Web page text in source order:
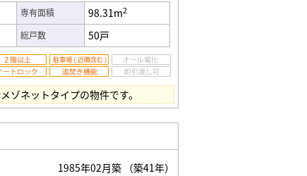
専有面積 98.31m2
総戸数 50戸
ネットタイプの物件です。
1985年02月築 （築41年）